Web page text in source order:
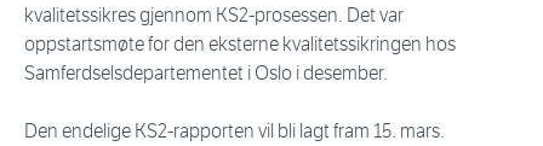
kvalitetssikres gjennom KS2-prosessen. Det var
oppstartsmøte for den eksterne kvalitetssikringen hos
Samferdselsdepartementet i Oslo i desember.
Den endelige KS2-rapporten vil bli lagt fram 15. mars.